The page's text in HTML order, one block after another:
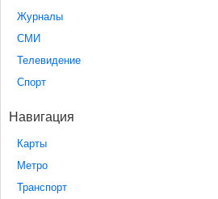
Журналы
СМИ
Телевидение
Спорт
Навигация
Карты
Метро
Транспорт